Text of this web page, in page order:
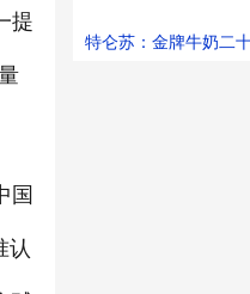
提
国
认
特仑苏：金牌牛奶二